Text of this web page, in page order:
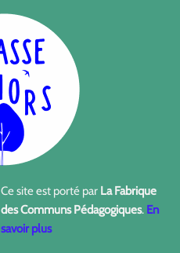
Ce site est porté par La Fabrique
des Communs Pédagogiques. En
savoir plus